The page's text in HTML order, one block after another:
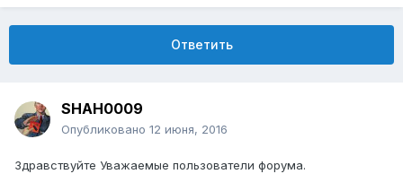
Ответить
SHAH0009
Опубликовано 12 июня, 2016
Здравствуйте Уважаемые пользователи форума.